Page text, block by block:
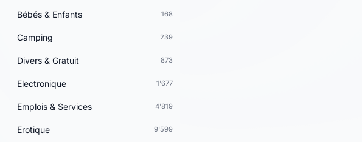
Bébés & Enfants 168
Camping 239
Divers & Gratuit 873
Electronique 1'677
Emplois & Services 4'819
Erotique 9'599